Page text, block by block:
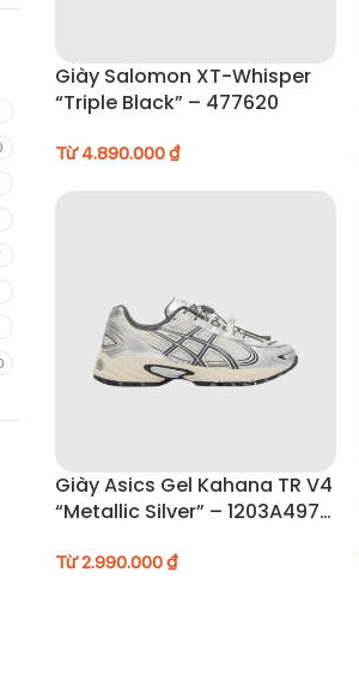
Giày Salomon XT-Whisper
“Triple Black” – 477620
Từ4.890.000₫
Giày Asics Gel Kahana TR V4
“Metallic Silver” – 1203A497-
Từ2.990.000₫